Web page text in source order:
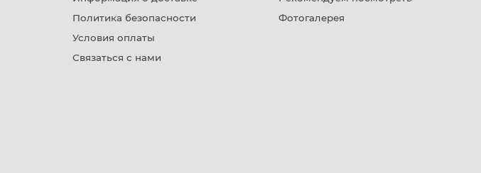
Политика безопасности
Условия оплаты
Связаться с нами
Фотогалерея